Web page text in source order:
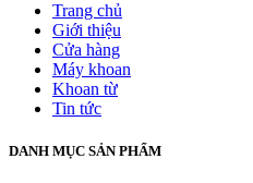
Trang chủ
Giới thiệu
Cửa hàng
Máy khoan
Khoan từ
Tin tức
DANH MỤC SẢN PHẨM